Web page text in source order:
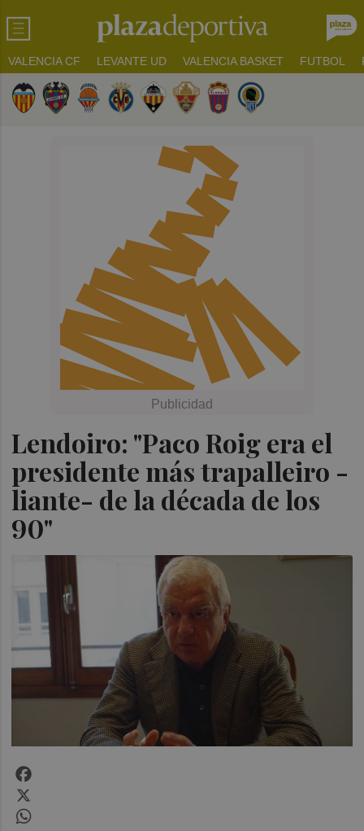
VALENCIA CF LEVANTE UD VALENCIA BASKET FUTBOL
Lendoiro: "Paco Roig era el
presidente más trapalleiro -
liante- de la década de los
90"